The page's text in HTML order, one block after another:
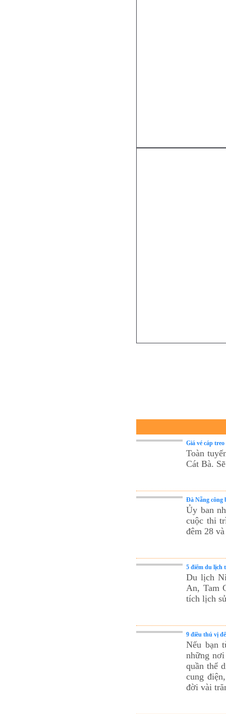
Giá vé cáp
Toàn
Cát Bà.
Đà Nẵng công
Ủy ban
cuộc thi
đêm 28
5 điểm du lịch
Du lịch
An, Tam
tích lịch
9 điều thú vị
Nếu bạn
những
quần thể
cung
đời vài